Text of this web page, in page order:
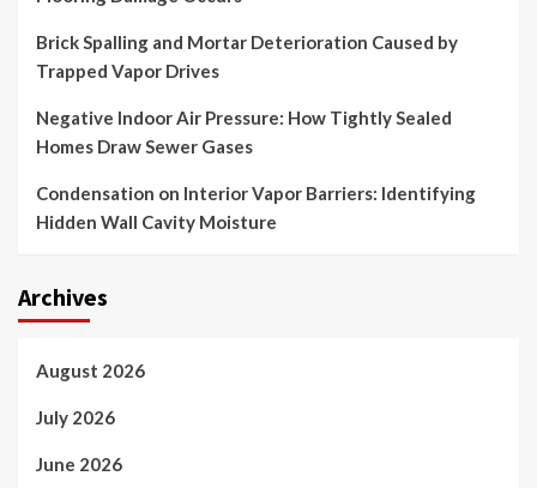
Brick Spalling and Mortar Deterioration Caused by
Trapped Vapor Drives
Negative Indoor Air Pressure: How Tightly Sealed
Homes Draw Sewer Gases
Condensation on Interior Vapor Barriers: Identifying
Hidden Wall Cavity Moisture
Archives
August 2026
July 2026
June 2026